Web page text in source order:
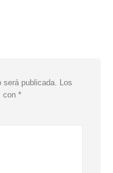
será publicada. Los
con *